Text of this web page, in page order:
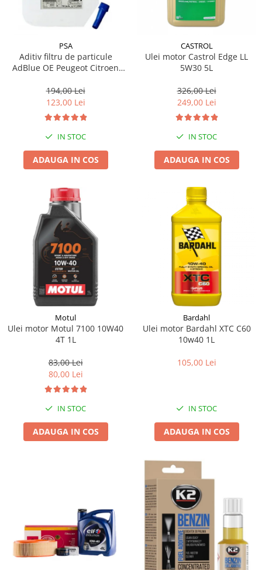
PSA
Aditiv filtru de particule
AdBlue OE Peugeot Citroen
194,00 Lei
123,00 Lei
IN STOC
ADAUGA IN COS
CASTROL
Ulei motor Castrol Edge LL
5W30 5L
326,00 Lei
249,00 Lei
IN STOC
ADAUGA IN COS
Motul
Ulei motor Motul 7100 10W40
4T 1L
83,00 Lei
80,00 Lei
IN STOC
ADAUGA IN COS
Bardahl
Ulei motor Bardahl XTC C60
10w40 1L
105,00 Lei
IN STOC
ADAUGA IN COS